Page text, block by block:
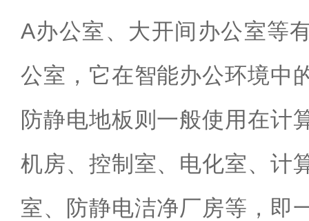
A办公室、大开间办公室等
公室，它在智能办公环境中
防静电地板则一般使用在计
机房、控制室、电化室、计
室、防静电洁净厂房等，即